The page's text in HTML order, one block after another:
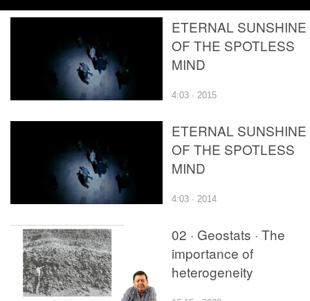
ETERNAL SUNSHINE
OF THE SPOTLESS
MIND
4:03 · 2015
ETERNAL SUNSHINE
OF THE SPOTLESS
MIND
4:03 · 2014
02 · Geostats · The
importance of
heterogeneity